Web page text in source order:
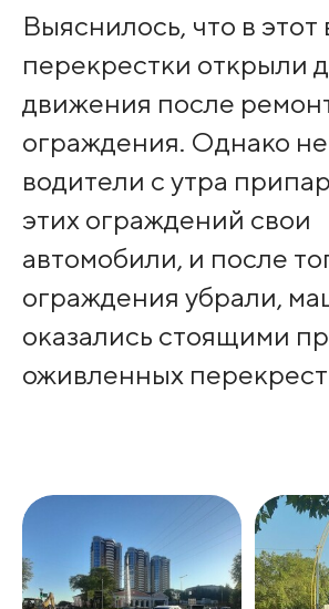
Выяснилось, что в этот
перекрестки открыли
движения после
ограждения. Однако
водители с утра
этих ограждений свои
автомобили, и после
ограждения убрали,
оказались стоящими
оживленных